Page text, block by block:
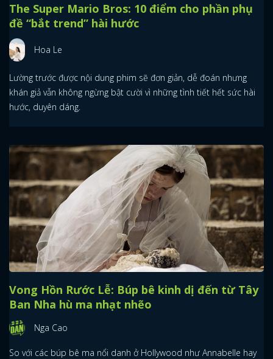
The Super Mario Bros: 10 điểm cho phần phụ
đề “bắt trend” hài hước
Hoa Le
Lường trước được nội dung phim sẽ đơn giản, dễ đoán nhưng
khán giả vẫn không ngừng bật cười vì những tình tiết hết sức hài
hước, duyên dáng.
Vong Hồn Rước Lễ: Búp bê kinh dị đến từ Tây
Ban Nha hù ma nhạt nhẽo
Nga Cao
So với các búp bê ma nổi danh ở Hollywood như Annabelle hay